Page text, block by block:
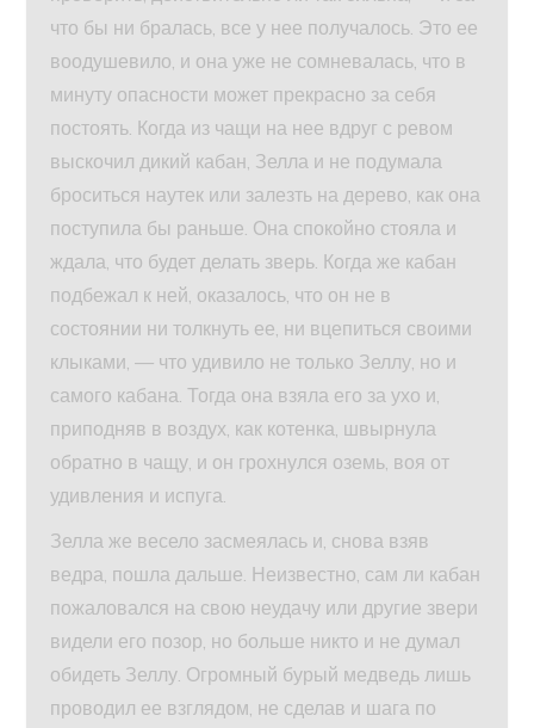
что бы ни бралась, все у нее получалось. Это ее
воодушевило, и она уже не сомневалась, что в
минуту опасности может прекрасно за себя
постоять. Когда из чащи на нее вдруг с ревом
выскочил дикий кабан, Зелла и не подумала
броситься наутек или залезть на дерево, как она
поступила бы раньше. Она спокойно стояла и
ждала, что будет делать зверь. Когда же кабан
подбежал к ней, оказалось, что он не в
состоянии ни толкнуть ее, ни вцепиться своими
клыками, — что удивило не только Зеллу, но и
самого кабана. Тогда она взяла его за ухо и,
приподняв в воздух, как котенка, швырнула
обратно в чащу, и он грохнулся оземь, воя от
удивления и испуга.
Зелла же весело засмеялась и, снова взяв
ведра, пошла дальше. Неизвестно, сам ли кабан
пожаловался на свою неудачу или другие звери
видели его позор, но больше никто и не думал
обидеть Зеллу. Огромный бурый медведь лишь
проводил ее взглядом, не сделав и шага по